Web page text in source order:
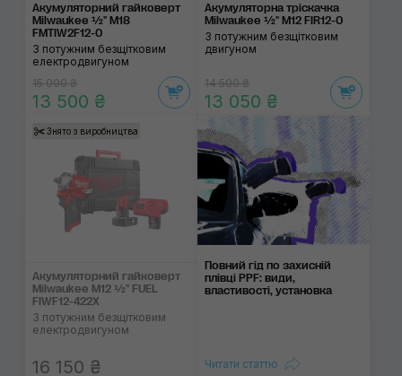
Акумуляторний гайковерт
Milwaukee ½" M18
FMTIW2F12-0
З потужним безщітковим
електродвигуном
15 000 ₴
13 500 ₴
Акумуляторна тріскачка
Milwaukee ½" M12 FIR12-0
З потужним безщітковим
двигуном
14 500 ₴
13 050 ₴
Знято з виробництва
Акумуляторний гайковерт
Milwaukee M12 ½" FUEL
FIWF12-422X
З потужним безщітковим
електродвигуном
16 150 ₴
Повний гід по захисній
плівці PPF: види,
властивості, установка
Читати статтю